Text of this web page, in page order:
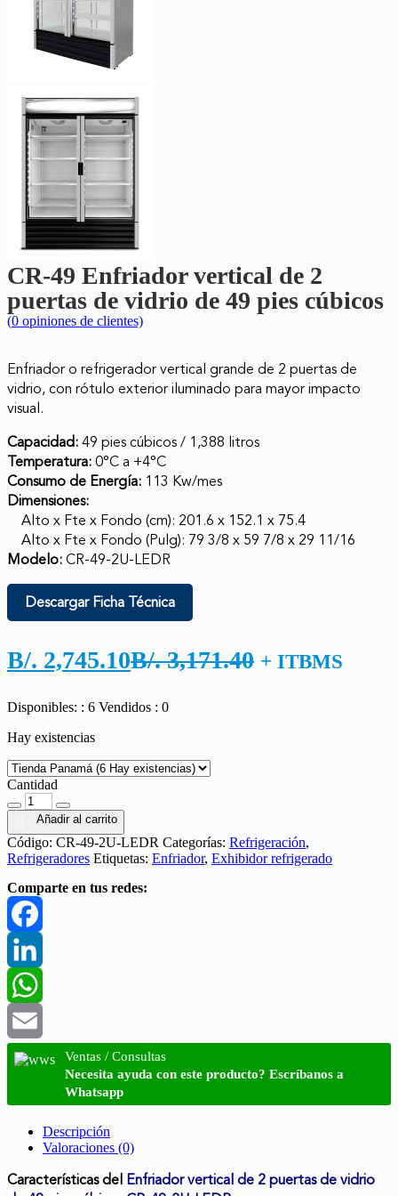
CR-49 Enfriador vertical de 2
puertas de vidrio de 49 pies cúbicos
(0 opiniones de clientes)
Enfriador o refrigerador vertical grande de 2 puertas de
vidrio, con rótulo exterior iluminado para mayor impacto
visual.
Capacidad:49 pies cúbicos / 1,388 litros
Temperatura:0°C a +4°C
Consumo de Energía: 113 Kw/mes
Dimensiones:
Alto x Fte x Fondo (cm): 201.6 x 152.1 x 75.4
Alto x Fte x Fondo (Pulg): 79 3/8 x 59 7/8 x 29 11/16
Modelo:CR-49-2U-LEDR
Descargar Ficha Técnica
B/. 2,745.10El
actual
B/. 2,745.10.
B/.3,171.40 El
+ ITBMS
Disponibles: : 6 Vendidos : 0
Hay existencias
Cantidad
Añadir al carrito
Código: CR-49-2U-LEDR Categorías: Refrigeración,
Refrigeradores Etiquetas: Enfriador, Exhibidor refrigerado
Comparte en tus redes:
Facebook
LinkedIn
WhatsApp
Email
Ventas / Consultas
Necesita ayuda con este producto? Escríbanos a
Whatsapp
Descripción
Valoraciones (0)
Características del Enfriador vertical de 2 puertas de vidrio